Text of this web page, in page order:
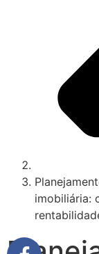
imobiliária: